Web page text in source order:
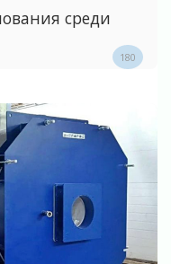
среди
180